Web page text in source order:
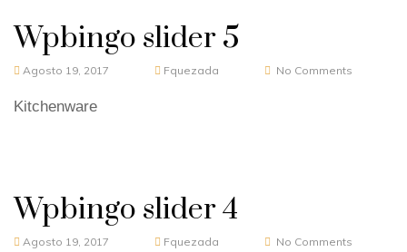
Wpbingo slider 5
Agosto 19, 2017 Fquezada No Comments
Kitchenware
Wpbingo slider 4
Agosto 19, 2017 Fquezada No Comments